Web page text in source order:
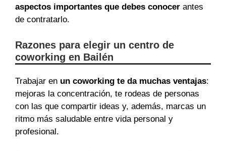
aspectos importantes que debes conocer antes
de contratarlo.
Razones para elegir un centro de
coworking en Bailén
Trabajar en un coworking te da muchas ventajas:
mejoras la concentración, te rodeas de personas
con las que compartir ideas y, además, marcas un
ritmo más saludable entre vida personal y
profesional.